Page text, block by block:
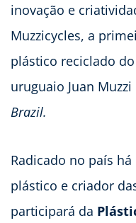
inovação e
Muzzicycles, a
plástico reciclado
uruguaio Juan
Brazil.
Radicado no país
plástico e criador
participará da